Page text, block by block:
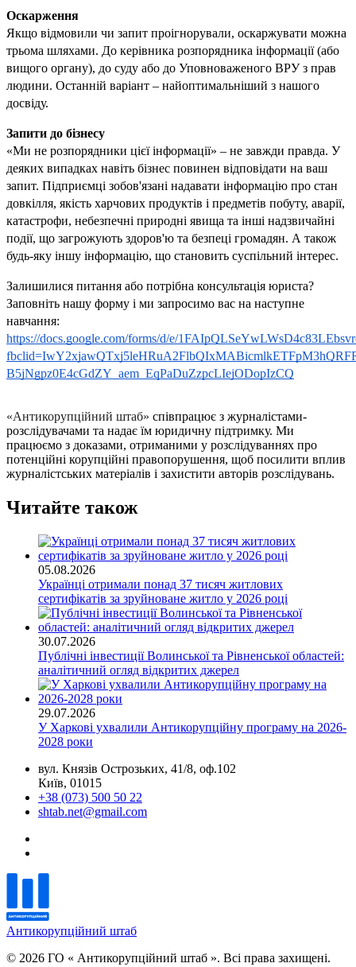
Оскарження
Якщо відмовили чи запит проігнорували, оскаржувати можна
трьома шляхами. До керівника розпорядника інформації (або
вищого органу), до суду або до Уповноваженого ВРУ з прав
людини. Останній варіант – найоптимальніший з нашого
досвіду.
Запити до бізнесу
«Ми не розпорядники цієї інформації» – не завжди правда. У
деяких випадках навіть бізнес повинен відповідати на ваш
запит. Підприємці зобов'язані надавати інформацію про стан
довкілля, якість харчових продуктів і предметів побуту, аварії,
катастрофи, небезпечні природні явища та інші надзвичайні
події, що загрожують здоров'ю та безпеці громадян. А також
будь-яку іншу інформацію, що становить суспільний інтерес.
Залишилися питання або потрібна консультація юриста?
Заповніть нашу форму і ми запросимо вас на наступне
навчання:
https://docs.google.com/forms/d/e/
B5jNgpz0E4cGdZY_aem_EqPaDuZzpcLIejODopIzCQ
«Антикорупційний штаб» співпрацює з журналістами-
розслідувачами та надає їм юридичну підтримку. Ми
працюємо з доказами, отриманими у розслідуваннях про
потенційні корупційні правопорушення, щоб посилити вплив
журналістських матеріалів і захистити авторів розслідувань.
Читайте також
05.08.2026
Українці отримали понад 37 тисяч житлових
сертифікатів за зруйноване житло у 2026 році
30.07.2026
Публічні інвестиції Волинської та Рівненської областей:
аналітичний огляд відкритих джерел
29.07.2026
У Харкові ухвалили Антикорупційну програму на 2026-
2028 роки
вул. Князів Острозьких, 41/8, оф.102
Київ, 01015
+38 (073) 500 50 22
shtab.net@gmail.com
Антикорупційний штаб
© 2026 ГО « Антикорупційний штаб ». Всі права захищені.